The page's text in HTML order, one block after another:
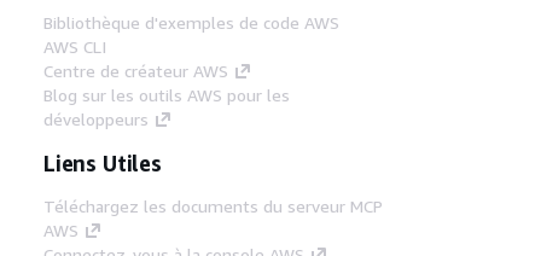
Bibliothèque d'exemples de code AWS
AWS CLI
Centre de créateur AWS
Blog sur les outils AWS pour les
développeurs
Liens Utiles
Téléchargez les documents du serveur MCP
AWS